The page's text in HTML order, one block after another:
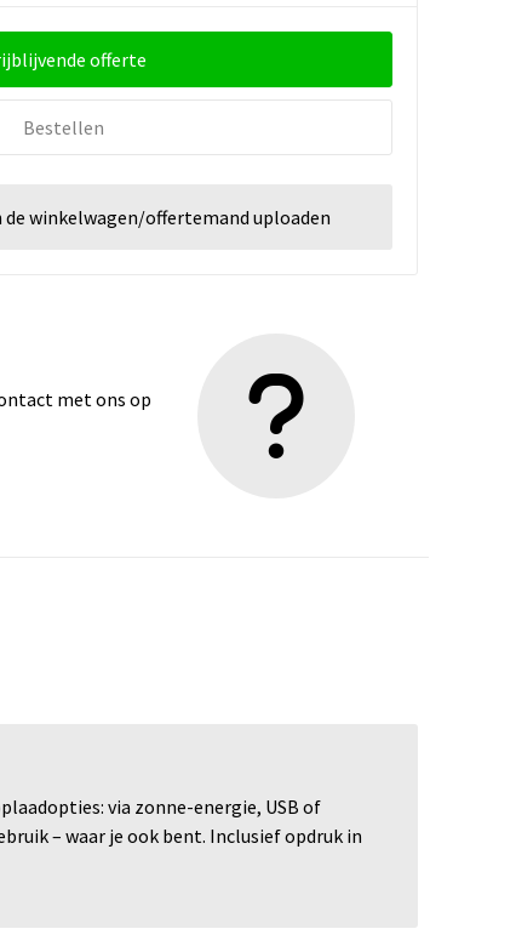
offerte
Bestellen
winkelwagen/offertemand uploaden
met ons op
via zonne-energie, USB of
– waar je ook bent. Inclusief opdruk in